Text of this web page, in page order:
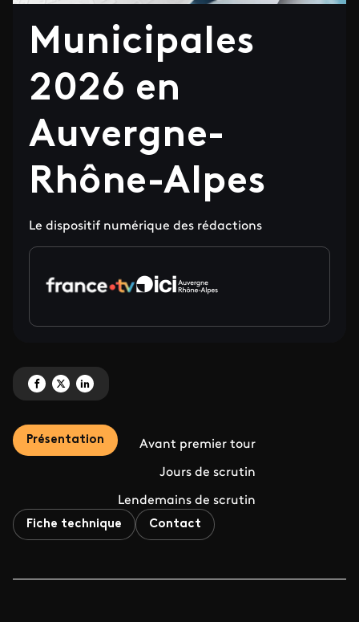
Municipales
2026 en
Auvergne-
Rhône-Alpes
Le dispositif numérique des rédactions
Partagez 'Municipales 2026 en Auvergne-Rhône-Alpes' sur Facebook
Partagez 'Municipales 2026 en Auvergne-Rhône-Alpes' sur X
Partagez 'Municipales 2026 en Auvergne-Rhône-Alpes' sur
Présentation Avant premier tour
Jours de scrutin
Lendemains de scrutin
Fiche technique Contact